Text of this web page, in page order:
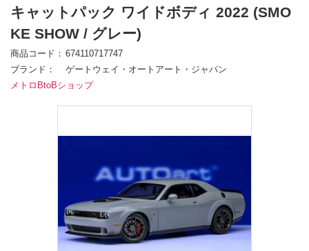
キャットパック ワイドボディ 2022 (SMO
KE SHOW / グレー)
商品コード
674110717747
ブランド
ゲートウェイ・オートアート・ジャパン
メトロBtoBショップ